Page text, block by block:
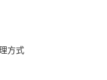
方式